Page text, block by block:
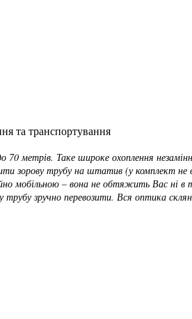
та транспортування
70 метрів. Таке широке охоплення
зорову трубу на штатив (у комплект не
мобільною – вона не обтяжить Вас ні в
зручно перевозити. Вся оптика